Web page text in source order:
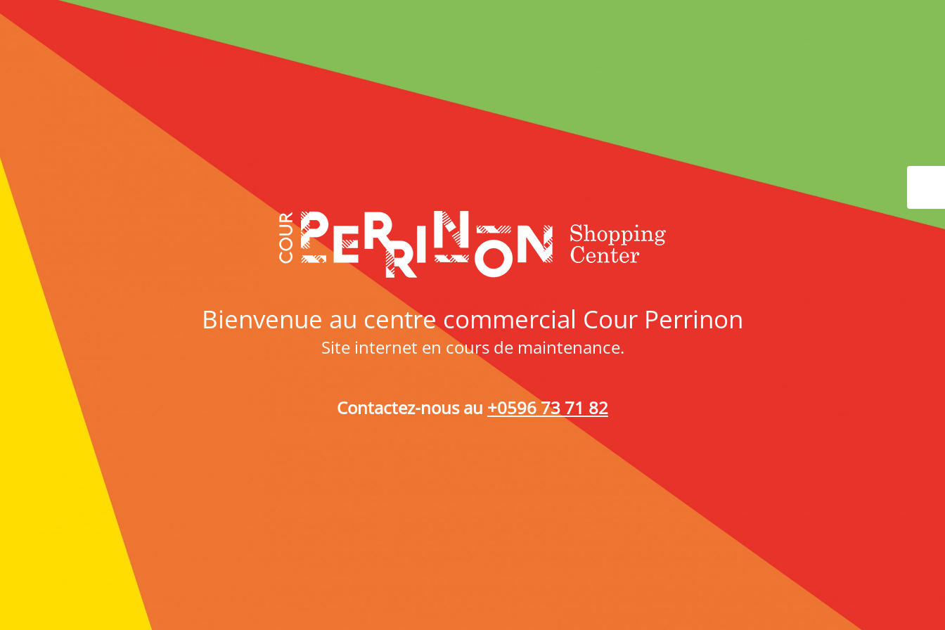
Bienvenue au centre commercial Cour Perrinon
Site internet en cours de maintenance.
Contactez-nous au +0596 73 71 82